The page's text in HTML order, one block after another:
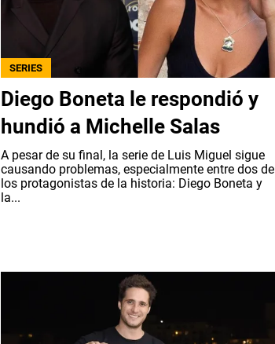
SERIES
Diego Boneta le respondió y
hundió a Michelle Salas
A pesar de su final, la serie de Luis Miguel sigue
causando problemas, especialmente entre dos de
los protagonistas de la historia: Diego Boneta y
la...